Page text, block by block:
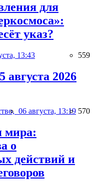
для
указ?
13:43 559
августа 2026
06 августа, 13:19 570
мира:
о
действий и